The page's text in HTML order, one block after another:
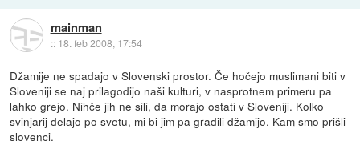
mainman
:: 18. feb 2008, 17:54
Džamije ne spadajo v Slovenski prostor. Če hočejo muslimani biti v
Sloveniji se naj prilagodijo naši kulturi, v nasprotnem primeru pa
lahko grejo. Nihče jih ne sili, da morajo ostati v Sloveniji. Kolko
svinjarij delajo po svetu, mi bi jim pa gradili džamijo. Kam smo prišli
slovenci.